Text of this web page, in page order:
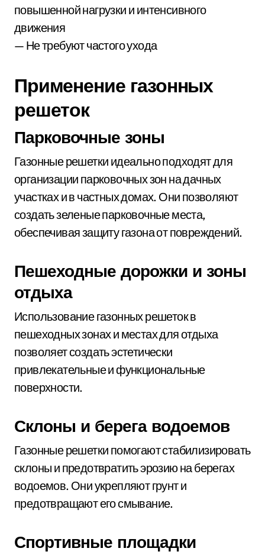
повышенной нагрузки и интенсивного
движения
— Не требуют частого ухода
Применение газонных
решеток
Парковочные зоны
Газонные решетки идеально подходят для
организации парковочных зон на дачных
участках и в частных домах. Они позволяют
создать зеленые парковочные места,
обеспечивая защиту газона от повреждений.
Пешеходные дорожки и зоны
отдыха
Использование газонных решеток в
пешеходных зонах и местах для отдыха
позволяет создать эстетически
привлекательные и функциональные
поверхности.
Склоны и берега водоемов
Газонные решетки помогают стабилизировать
склоны и предотвратить эрозию на берегах
водоемов. Они укрепляют грунт и
предотвращают его смывание.
Спортивные площадки